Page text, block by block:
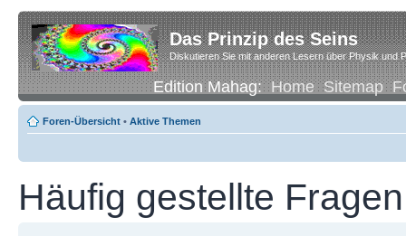
Das Prinzip des Seins
Diskutieren Sie mit anderen Lesern über Physik und
Edition Mahag:Home Sitemap
Foren-Übersicht • Aktive Themen
Häufig gestellte Fragen